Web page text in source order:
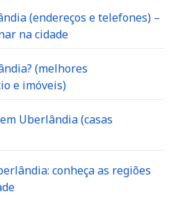
(endereços e telefones) –
na cidade
(melhores
e imóveis)
Uberlândia (casas
conheça as regiões